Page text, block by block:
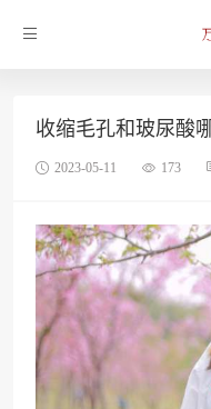
收缩毛孔和玻尿酸
2023-05-11 173